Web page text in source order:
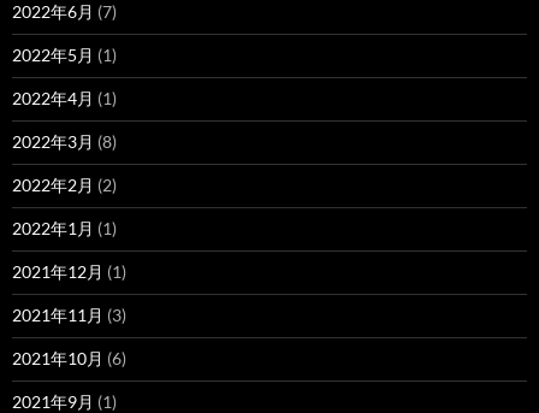
2022年6月 (7)
2022年5月 (1)
2022年4月 (1)
2022年3月 (8)
2022年2月 (2)
2022年1月 (1)
2021年12月 (1)
2021年11月 (3)
2021年10月 (6)
2021年9月 (1)